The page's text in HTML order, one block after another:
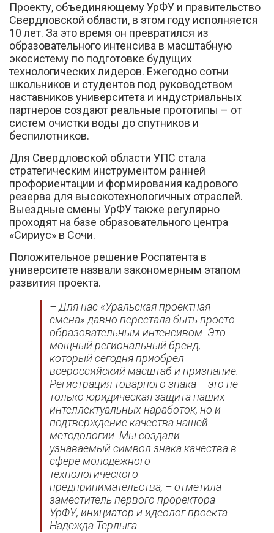
Проекту, объединяющему УрФУ и правительство
Свердловской области, в этом году исполняется
10 лет. За это время он превратился из
образовательного интенсива в масштабную
экосистему по подготовке будущих
технологических лидеров. Ежегодно сотни
школьников и студентов под руководством
наставников университета и индустриальных
партнеров создают реальные прототипы – от
систем очистки воды до спутников и
беспилотников.
Для Свердловской области УПС стала
стратегическим инструментом ранней
профориентации и формирования кадрового
резерва для высокотехнологичных отраслей.
Выездные смены УрФУ также регулярно
проходят на базе образовательного центра
«Сириус» в Сочи.
Положительное решение Роспатента в
университете назвали закономерным этапом
развития проекта.
– Для нас «Уральская проектная
смена» давно перестала быть просто
образовательным интенсивом. Это
мощный региональный бренд,
который сегодня приобрел
всероссийский масштаб и признание.
Регистрация товарного знака – это не
только юридическая защита наших
интеллектуальных наработок, но и
подтверждение качества нашей
методологии. Мы создали
узнаваемый символ знака качества в
сфере молодежного
технологического
предпринимательства, – отметила
заместитель первого проректора
УрФУ, инициатор и идеолог проекта
Надежда Терлыга.